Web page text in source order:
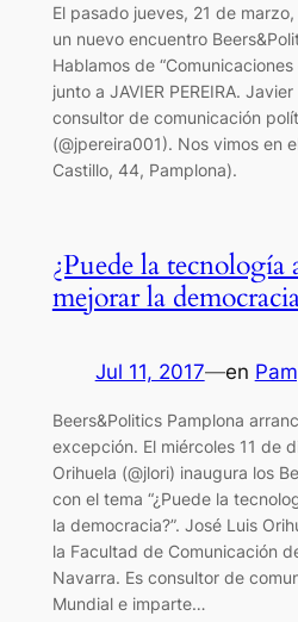
El pasado jueves, 21 de
un nuevo encuentro
Hablamos de
junto a JAVIER PEREIRA.
consultor de comunicación
(@jpereira001). Nos vimos en
Castillo, 44, Pamplona).
¿Puede la tecnología
mejorar la
Jul 11, 2017—en
Beers&Politics Pamplona
excepción. El miércoles 11 de
Orihuela (@jlori) inaugura los
con el tema “¿Puede la
la democracia?”. José Luis
la Facultad de Comunicación
Navarra. Es consultor de
Mundial e imparte…